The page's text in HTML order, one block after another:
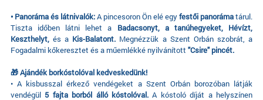
• Panoráma és látnivalók:A pincesoron Ön elé egyfestői panorámatárul.
Tiszta időben látni lehet a Badacsonyt, a tanúhegyeket, Hévízt,
Keszthelyt,és a Kis-Balatont. Megnézzük a Szent Orbán szobrát, a
Fogadalmi kőkeresztet és a műemlékké nyilvánított "Csire" pincét.
🎁 Ajándék borkóstolóval kedveskedünk!
• A kisbusszal érkező vendégeket a Szent Orbán borozóban látják
vendégül 5 fajta borból álló kóstolóval. A kóstoló díját a helyszínen